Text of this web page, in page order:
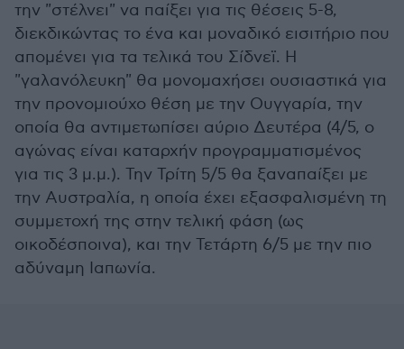
την "στέλνει" να παίξει για τις θέσεις 5-8,
διεκδικώντας το ένα και μοναδικό εισιτήριο που
απομένει για τα τελικά του Σίδνεϊ. Η
"γαλανόλευκη" θα μονομαχήσει ουσιαστικά για
την προνομιούχο θέση με την Ουγγαρία, την
οποία θα αντιμετωπίσει αύριο Δευτέρα (4/5, ο
αγώνας είναι καταρχήν προγραμματισμένος
για τις 3 μ.μ.). Την Τρίτη 5/5 θα ξαναπαίξει με
την Αυστραλία, η οποία έχει εξασφαλισμένη τη
συμμετοχή της στην τελική φάση (ως
οικοδέσποινα), και την Τετάρτη 6/5 με την πιο
αδύναμη Ιαπωνία.